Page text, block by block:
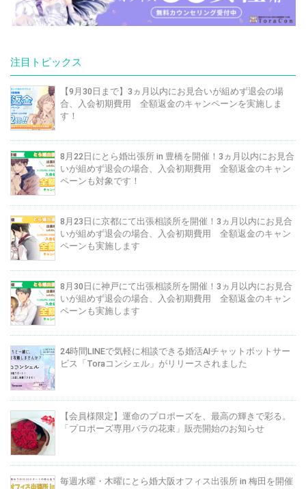
注目トピックス
【9月30日まで】3ヵ月以内にお見合いが組めず退会の場
合、入会初期費用 全額返金のキャンペーンを実施しま
す！
8月22日にとら婚出張所 in 豊橋を開催！3ヵ月以内にお見合
いが組めず退会の場合、入会初期費用 全額返金のキャン
ペーンも対象です！
8月23日に京都にて出張相談所を開催！3ヵ月以内にお見合
いが組めず退会の場合、入会初期費用 全額返金のキャン
ペーンも実施します
8月30日に神戸にて出張相談所を開催！3ヵ月以内にお見合
いが組めず退会の場合、入会初期費用 全額返金のキャン
ペーンも実施します
24時間LINEで気軽に相談できる婚活AIチャットボットサー
ビス「Toraコンシェル」がリリースされました
【会員様限定】運命のプロポーズを、最高の輝きで彩る。
「プロポーズ専用バラの花束」販売開始のお知らせ
毎週水曜・木曜にとら婚大阪オフィス出張所 in 梅田を開催